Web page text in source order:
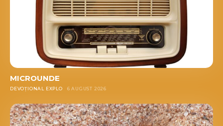
MICROUNDE
DEVOȚIONAL EXPLO 6 AUGUST 2026